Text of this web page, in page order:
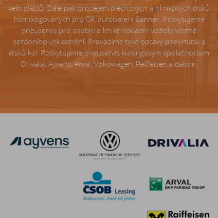
velo plášťů. Dále pak prodejem plechových a hliníkových disků
homologovaných pro ČR, autobaterií Banner. Poskytujeme
pneuservis pro osobní a lehké nákladní vozidla včetně
sezónního uskladnění. Provádíme také opravy pneumatik a
disků kol. Poskytujeme pneuservis leasingovým společnostem
Drivalia, Ayvens, Arval, Volkswagen, Reiffeisen a dalším.